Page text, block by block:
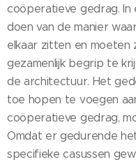
coöperatieve gedrag. In
doen van de manier
elkaar zitten en moeten
gezamenlijk begrip te
de architectuur. Het
toe hopen te voegen
coöperatieve gedrag,
Omdat er gedurende
specifieke casussen